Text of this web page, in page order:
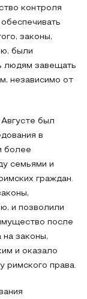
контроля
законы,
были
людям завещать
независимо от
был
в
более
семьями и
граждан.
и позволили
после
на законы,
и оказало
римского права.